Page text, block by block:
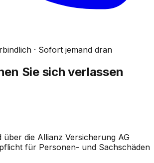
· Sofort jemand dran
Sie sich verlassen
über die Allianz Versicherung AG
für Personen- und Sachschäden